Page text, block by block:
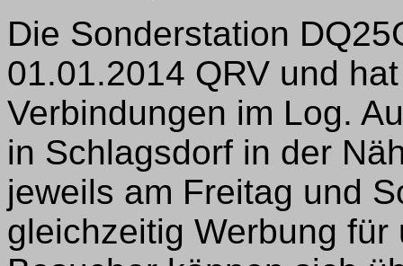
Die Sonderstation
01.01.2014 QRV und
Verbindungen im Log.
in Schlagsdorf in der
jeweils am Freitag und
gleichzeitig Werbung